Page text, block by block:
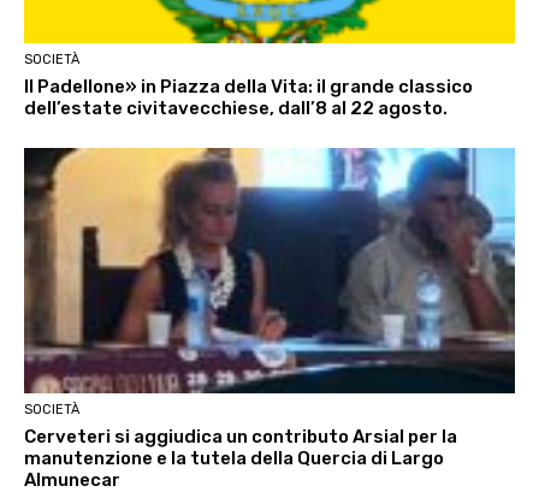
SOCIETÀ
Il Padellone» in Piazza della Vita: il grande classico
dell’estate civitavecchiese, dall’8 al 22 agosto.
SOCIETÀ
Cerveteri si aggiudica un contributo Arsial per la
manutenzione e la tutela della Quercia di Largo
Almunecar